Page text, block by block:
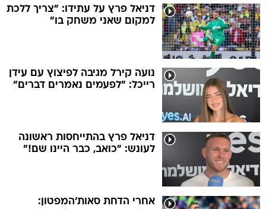
דניאל פרץ על עתידו: "צריך ללכת
למקום שאני משחק בו"
נועה קירל מגיבה לפיצוץ עם עידן
רייכל: "לפעמים נאמרים דברים"
דניאל פרץ בהתייחסות ראשונה
לעונש: "כואב, כבר היינו שם!"
אחרי הדחת סאות'המפטון: